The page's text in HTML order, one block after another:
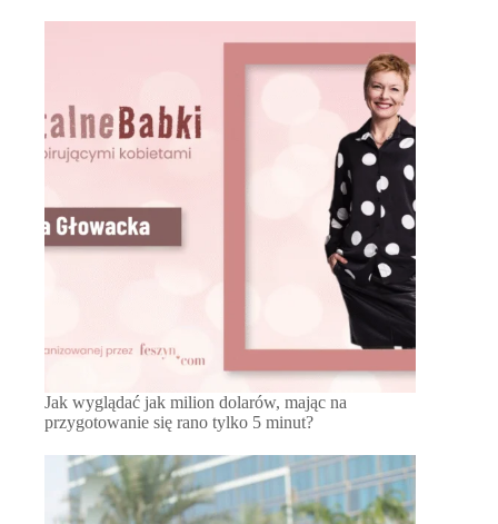
Jak wyglądać jak milion dolarów, mając na
przygotowanie się rano tylko 5 minut?